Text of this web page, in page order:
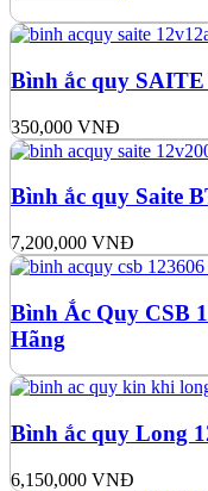
Bình ắc quy
350,000 VNĐ
Bình ắc quy Saite
7,200,000 VNĐ
Bình Ắc Quy CSB
Hãng
Bình ắc quy Long
6,150,000 VNĐ